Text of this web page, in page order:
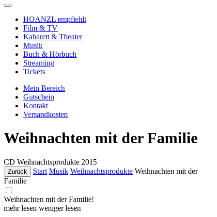
HOANZL empfiehlt
Film & TV
Kabarett & Theater
Musik
Buch & Hörbuch
Streaming
Tickets
Mein Bereich
Gutschein
Kontakt
Versandkosten
Weihnachten mit der Familie
CD Weihnachtsprodukte 2015
Zurück Start Musik Weihnachtsprodukte Weihnachten mit der
Familie
Weihnachten mit der Familie!
mehr lesen weniger lesen